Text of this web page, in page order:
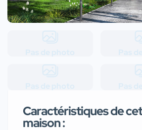
Caractéristiques de
maison :